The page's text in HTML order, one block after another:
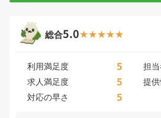
総合5.0
利用満足度 5 担
求人満足度 5 提
対応の早さ 5